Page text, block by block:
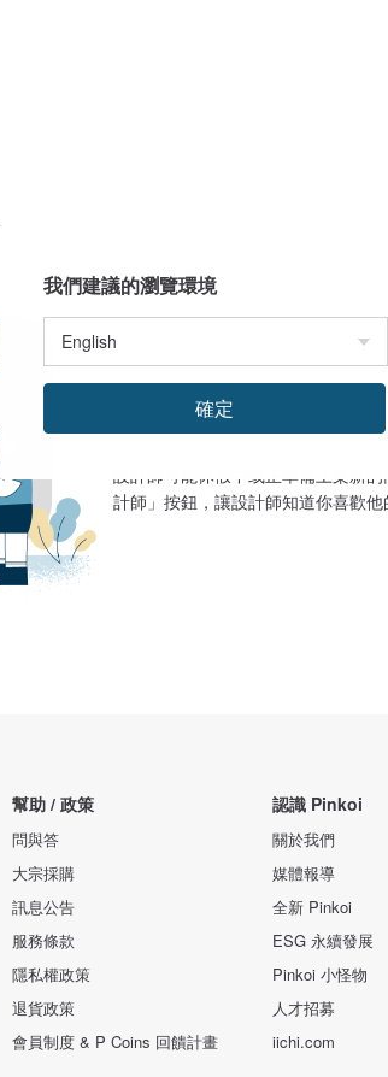
設計館目前沒有商品
設計師可能休假中或正準備上架新
計師」按鈕，讓設計師知道你喜歡
幫助 / 政策
問與答
大宗採購
訊息公告
服務條款
隱私權政策
退貨政策
會員制度 & P Coins 回饋計畫
認識 Pinkoi
關於我們
媒體報導
全新 Pinkoi
ESG 永續發展
Pinkoi 小怪物
人才招募
iichi.com
我們建議的瀏覽環境
確定